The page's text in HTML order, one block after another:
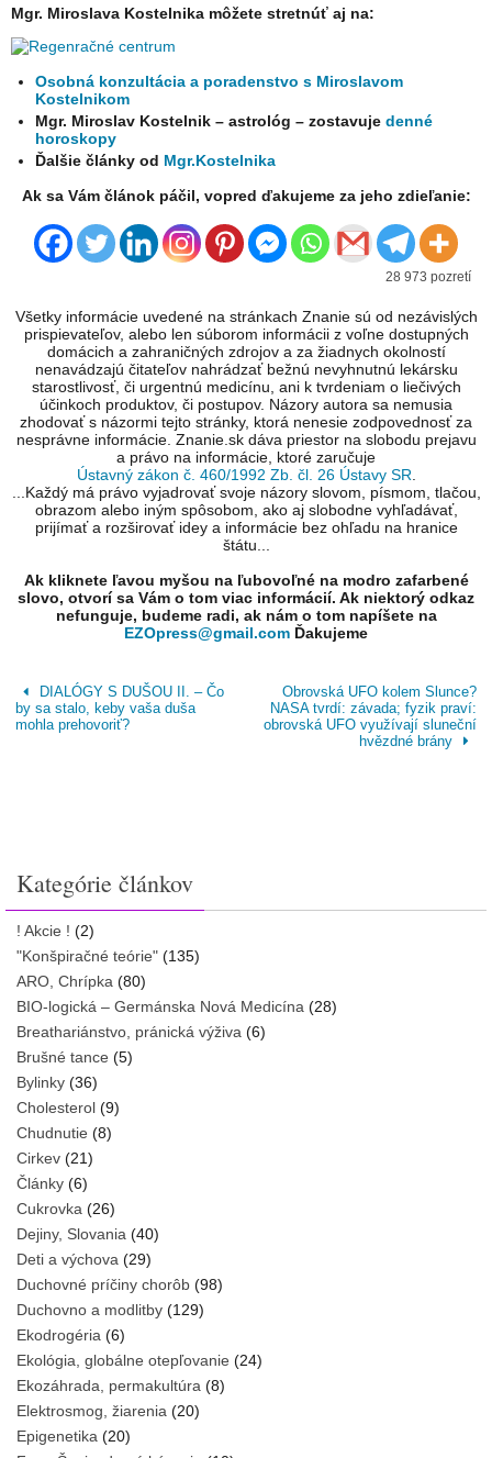
Mgr. Miroslava Kostelnika môžete stretnúť aj na:
Osobná konzultácia a poradenstvo s Miroslavom
Kostelnikom
Mgr. Miroslav Kostelnik – astrológ – zostavujedenné
horoskopy
Ďalšie články od Mgr.Kostelnika
Ak sa Vám článok páčil, vopred ďakujeme za jeho zdieľanie:
28 973 pozretí
Všetky informácie uvedené na stránkach Znanie sú od nezávislých
prispievateľov, alebo len súborom informácii z voľne dostupných
domácich a zahraničných zdrojov a za žiadnych okolností
nenavádzajú čitateľov nahrádzať bežnú nevyhnutnú lekársku
starostlivosť, či urgentnú medicínu, ani k tvrdeniam o liečivých
účinkoch produktov, či postupov. Názory autora sa nemusia
zhodovať s názormi tejto stránky, ktorá nenesie zodpovednosť za
nesprávne informácie. Znanie.sk dáva priestor na slobodu prejavu
a právo na informácie, ktoré zaručuje
Ústavný zákon č. 460/1992 Zb. čl. 26 Ústavy SR
...Každý má právo vyjadrovať svoje názory slovom, písmom, tlačou,
obrazom alebo iným spôsobom, ako aj slobodne vyhľadávať,
prijímať a rozširovať idey a informácie bez ohľadu na hranice
štátu...
Ak kliknete ľavou myšou na ľubovoľné na modro zafarbené
slovo, otvorí sa Vám o tom viac informácií. Ak niektorý odkaz
nefunguje, budeme radi, ak nám o tom napíšete na
EZOpress@gmail.com Ďakujeme
DIALÓGY S DUŠOU II. – Čo
by sa stalo, keby vaša duša
mohla prehovoriť?
Obrovská UFO kolem Slunce?
NASA tvrdí: závada; fyzik praví:
obrovská UFO využívají sluneční
hvězdné brány
Kategórie článkov
! Akcie ! (2)
"Konšpiračné teórie" (135)
ARO, Chrípka (80)
BIO-logická – Germánska Nová Medicína (28)
Breathariánstvo, pránická výživa (6)
Brušné tance (5)
Bylinky (36)
Cholesterol (9)
Chudnutie (8)
Cirkev (21)
Články (6)
Cukrovka (26)
Dejiny, Slovania (40)
Deti a výchova (29)
Duchovné príčiny chorôb (98)
Duchovno a modlitby (129)
Ekodrogéria (6)
Ekológia, globálne otepľovanie (24)
Ekozáhrada, permakultúra (8)
Elektrosmog, žiarenia (20)
Epigenetika (20)